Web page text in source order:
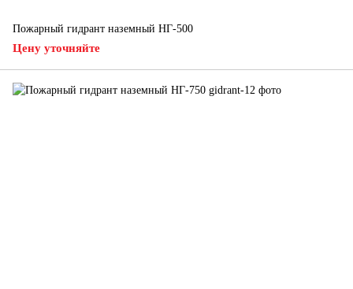
Пожарный гидрант наземный НГ-500
Цену уточняйте